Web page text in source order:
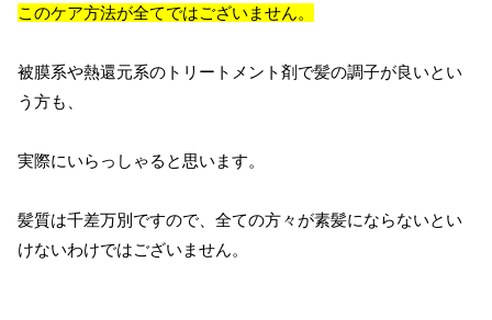
このケア方法が全てではございません。
被膜系や熱還元系のトリートメント剤で髪の調子が良いとい
う方も、
実際にいらっしゃると思います。
髪質は千差万別ですので、全ての方々が素髪にならないとい
けないわけではございません。